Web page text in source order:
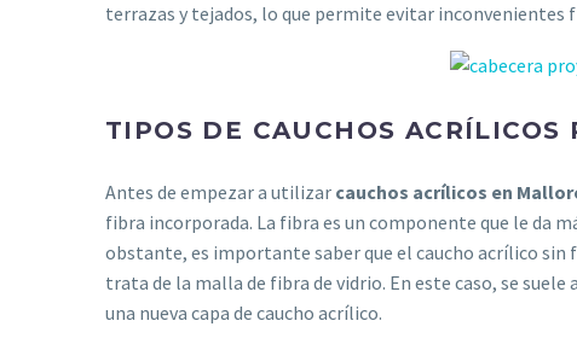
terrazas y tejados, lo que permite evitar
TIPOS DE CAUCHOS
Antes de empezar a utilizar cauchos acrílicos en
fibra incorporada. La fibra es un componente que le da
obstante, es importante saber que el caucho acrílico sin
trata de la malla de fibra de vidrio. En este caso, se
una nueva capa de caucho acrílico.